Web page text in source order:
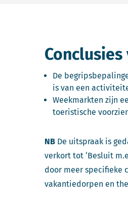
De
is van een
Weekmarkten zijn
toeristische
NB De uitspraak is
verkort tot ‘Besluit
door meer specifieke
vakantiedorpen en